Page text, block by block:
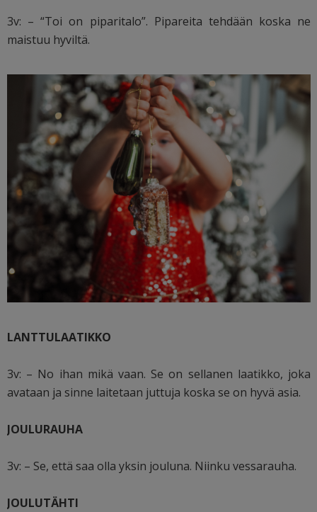
3v: – “Toi on piparitalo”. Pipareita tehdään koska ne
maistuu hyviltä.
LANTTULAATIKKO
3v: – No ihan mikä vaan. Se on sellanen laatikko, joka
avataan ja sinne laitetaan juttuja koska se on hyvä asia.
JOULURAUHA
3v: – Se, että saa olla yksin jouluna. Niinku vessarauha.
JOULUTÄHTI